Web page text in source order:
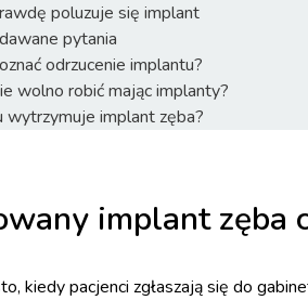
poluzuje się implant
pytania
odrzucenie implantu?
wolno robić mając implanty?
wytrzymuje implant zęba?
implant zęba
kiedy pacjenci zgłaszają się do